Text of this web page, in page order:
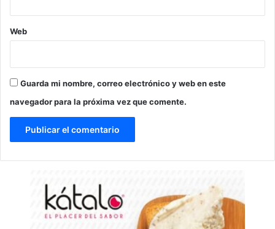
Web
Guarda mi nombre, correo electrónico y web en este
navegador para la próxima vez que comente.